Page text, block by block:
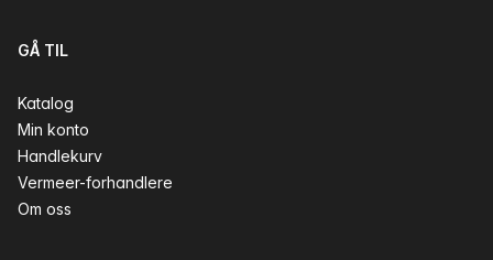
GÅ TIL
Katalog
Min konto
Handlekurv
Vermeer-forhandlere
Om oss